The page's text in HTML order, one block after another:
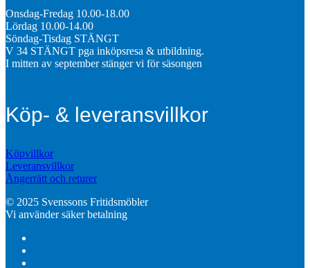
Onsdag-Fredag 10.00-18.00
Lördag 10.00-14.00
Söndag-Tisdag STÄNGT
V 34 STÄNGT pga inköpsresa & utbildning.
I mitten av september stänger vi för säsongen
Köp- & leveransvillkor
Köpvillkor
Leveransvillkor
Ångerrätt och returer
© 2025 Svenssons Fritidsmöbler
Vi använder säker betalning